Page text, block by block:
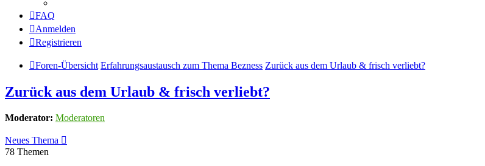
FAQ
Anmelden
Registrieren
Foren-Übersicht Erfahrungsaustausch zum Thema Bezness Zurück aus dem Urlaub & frisch verliebt?
Zurück aus dem Urlaub & frisch verliebt?
Moderator: Moderatoren
Neues Thema
78 Themen